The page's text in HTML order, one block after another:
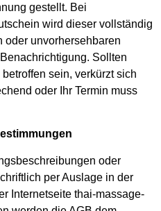
gestellt. Bei
wird dieser vollständig
oder unvorhersehbaren
Sollten
sein, verkürzt sich
oder Ihr Termin muss
oder
per Auslage in der
Internetseite thai-massage-